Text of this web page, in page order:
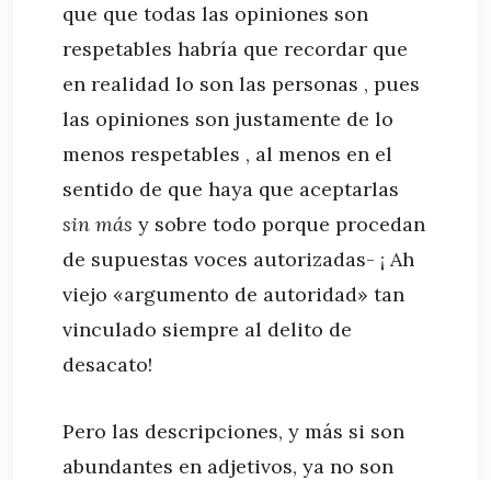
que que todas las opiniones son
respetables habría que recordar que
en realidad lo son las personas , pues
las opiniones son justamente de lo
menos respetables , al menos en el
sentido de que haya que aceptarlas
sin más y sobre todo porque procedan
de supuestas voces autorizadas- ¡ Ah
viejo «argumento de autoridad» tan
vinculado siempre al delito de
desacato!
Pero las descripciones, y más si son
abundantes en adjetivos, ya no son